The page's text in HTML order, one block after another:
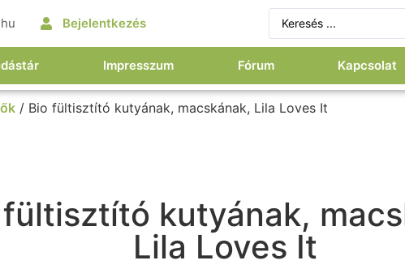
Bejelentkezés
Impresszum Fórum Kapcsolat
/ Bio fültisztító kutyának, macskának, Lila Loves It
kutyának,
Lila Loves It